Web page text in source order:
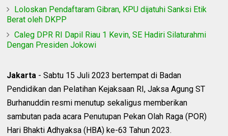
Loloskan Pendaftaram Gibran, KPU dijatuhi Sanksi Etik
Berat oleh DKPP
Caleg DPR RI Dapil Riau 1 Kevin, SE Hadiri Silaturahmi
Dengan Presiden Jokowi
Jakarta - Sabtu 15 Juli 2023 bertempat di Badan
Pendidikan dan Pelatihan Kejaksaan RI, Jaksa Agung ST
Burhanuddin resmi menutup sekaligus memberikan
sambutan pada acara Penutupan Pekan Olah Raga (POR)
Hari Bhakti Adhyaksa (HBA) ke-63 Tahun 2023.